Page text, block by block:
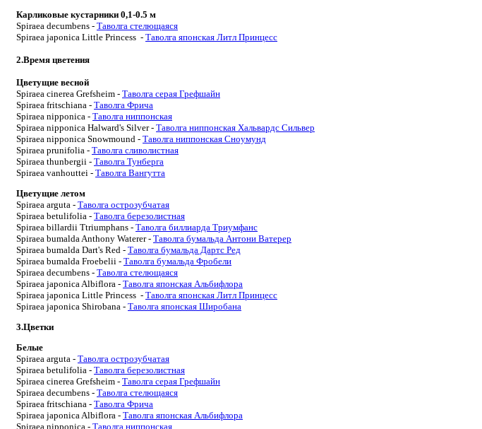
Карликовые кустарники 0,1-0.5 м
Spiraea decumbens - Таволга стелющаяся
Spiraea japonica Little Princess - Таволга японская Литл Принцесс
2.Время цветения
Цветущие весной
Spiraea cinerea Grefsheim - Таволга серая Грефшайн
Spiraea fritschiana - Таволга Фрича
Spiraea nipponica - Таволга ниппонская
Spiraea nipponica Halward's Silver - Таволга ниппонская Хальвардс Сильвер
Spiraea nipponica Snowmound - Таволга ниппонская Сноумунд
Spiraea prunifolia - Таволга сливолистная
Spiraea thunbergii - Таволга Тунберга
Spiraea vanhouttei - Таволга Вангутта
Цветущие летом
Spiraea arguta - Таволга острозубчатая
Spiraea betulifolia - Таволга березолистная
Spiraea billardii Ttriumphans - Таволга биллиарда Триумфанс
Spiraea bumalda Anthony Waterer - Таволга бумальда Антони Ватерер
Spiraea bumalda Dart's Red - Таволга бумальда Дартс Ред
Spiraea bumalda Froebelii - Таволга бумальда Фробели
Spiraea decumbens - Таволга стелющаяся
Spiraea japonica Albiflora - Таволга японская Альбифлора
Spiraea japonica Little Princess - Таволга японская Литл Принцесс
Spiraea japonica Shirobana - Таволга японская Широбана
3.Цветки
Белые
Spiraea arguta - Таволга острозубчатая
Spiraea betulifolia - Таволга березолистная
Spiraea cinerea Grefsheim - Таволга серая Грефшайн
Spiraea decumbens - Таволга стелющаяся
Spiraea fritschiana - Таволга Фрича
Spiraea japonica Albiflora - Таволга японская Альбифлора
Spiraea nipponica - Таволга ниппонская